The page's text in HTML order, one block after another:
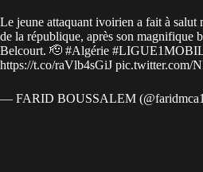
Le jeune attaquant ivoirien a fait à salut
de la république, après son magnifique
Belcourt. 🫡 #Algérie
https://t.co/raVlb4sGiJ pic.twitter.com/
— FARID BOUSSALEM